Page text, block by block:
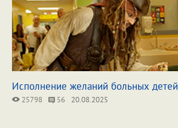
Исполнение желаний больных детей
25798 56 20.08.2025